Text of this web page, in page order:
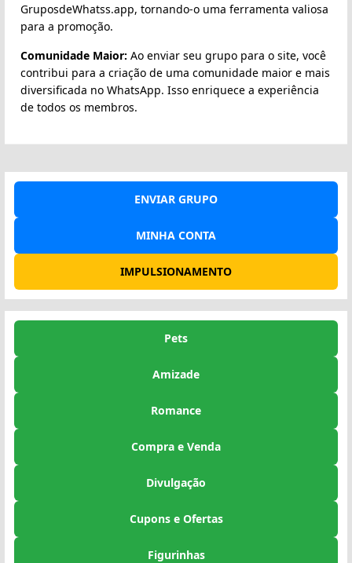
GruposdeWhatss.app, tornando-o uma ferramenta valiosa
para a promoção.
Comunidade Maior: Ao enviar seu grupo para o site, você
contribui para a criação de uma comunidade maior e mais
diversificada no WhatsApp. Isso enriquece a experiência
de todos os membros.
ENVIAR GRUPO
MINHA CONTA
IMPULSIONAMENTO
Pets
Amizade
Romance
Compra e Venda
Divulgação
Cupons e Ofertas
Figurinhas